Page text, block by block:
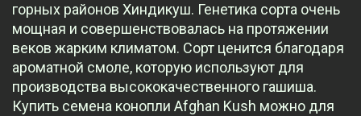
горных районов Хиндикуш. Генетика сорта очень
мощная и совершенствовалась на протяжении
веков жарким климатом. Сорт ценится благодаря
ароматной смоле, которую используют для
производства высококачественного гашиша.
Купить семена конопли Afghan Kush можно для